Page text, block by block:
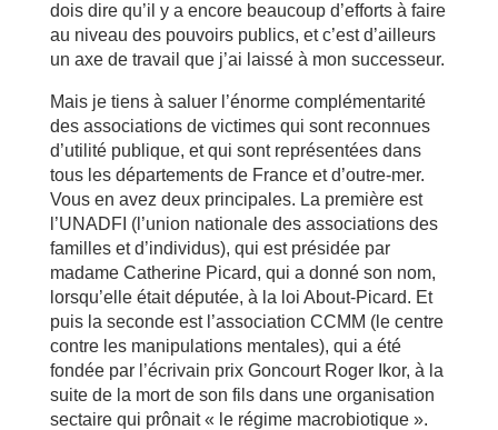
dois dire qu’il y a encore beaucoup d’efforts à faire
au niveau des pouvoirs publics, et c’est d’ailleurs
un axe de travail que j’ai laissé à mon successeur.
Mais je tiens à saluer l’énorme complémentarité
des associations de victimes qui sont reconnues
d’utilité publique, et qui sont représentées dans
tous les départements de France et d’outre-mer.
Vous en avez deux principales. La première est
l’UNADFI (l’union nationale des associations des
familles et d’individus), qui est présidée par
madame Catherine Picard, qui a donné son nom,
lorsqu’elle était députée, à la loi About-Picard. Et
puis la seconde est l’association CCMM (le centre
contre les manipulations mentales), qui a été
fondée par l’écrivain prix Goncourt Roger Ikor, à la
suite de la mort de son fils dans une organisation
sectaire qui prônait « le régime macrobiotique ».